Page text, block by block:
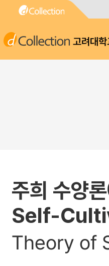
고려대
주희 수양
Self-
Theory of